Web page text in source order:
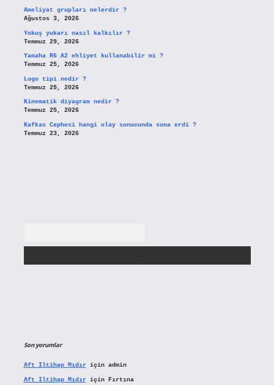
Ameliyat grupları nelerdir ?
Ağustos 3, 2026
Yokuş yukarı nasıl kalkılır ?
Temmuz 29, 2026
Yamaha R6 A2 ehliyet kullanabilir mi ?
Temmuz 25, 2026
Logo tipi nedir ?
Temmuz 25, 2026
Kinematik diyagram nedir ?
Temmuz 25, 2026
Kafkas Cephesi hangi olay sonucunda sona erdi ?
Temmuz 23, 2026
Son yorumlar
Aft Iltihap Mıdıriçin admin
Aft Iltihap Mıdıriçin Fırtına